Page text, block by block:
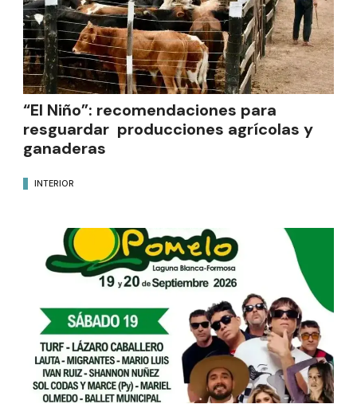
“El Niño”: recomendaciones para
resguardar producciones agrícolas y
ganaderas
INTERIOR